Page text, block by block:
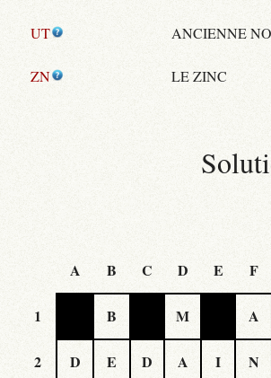
UT ANCIENNE
ZN LE ZINC
A B C D E F
1 B M A
2 D E D A I N